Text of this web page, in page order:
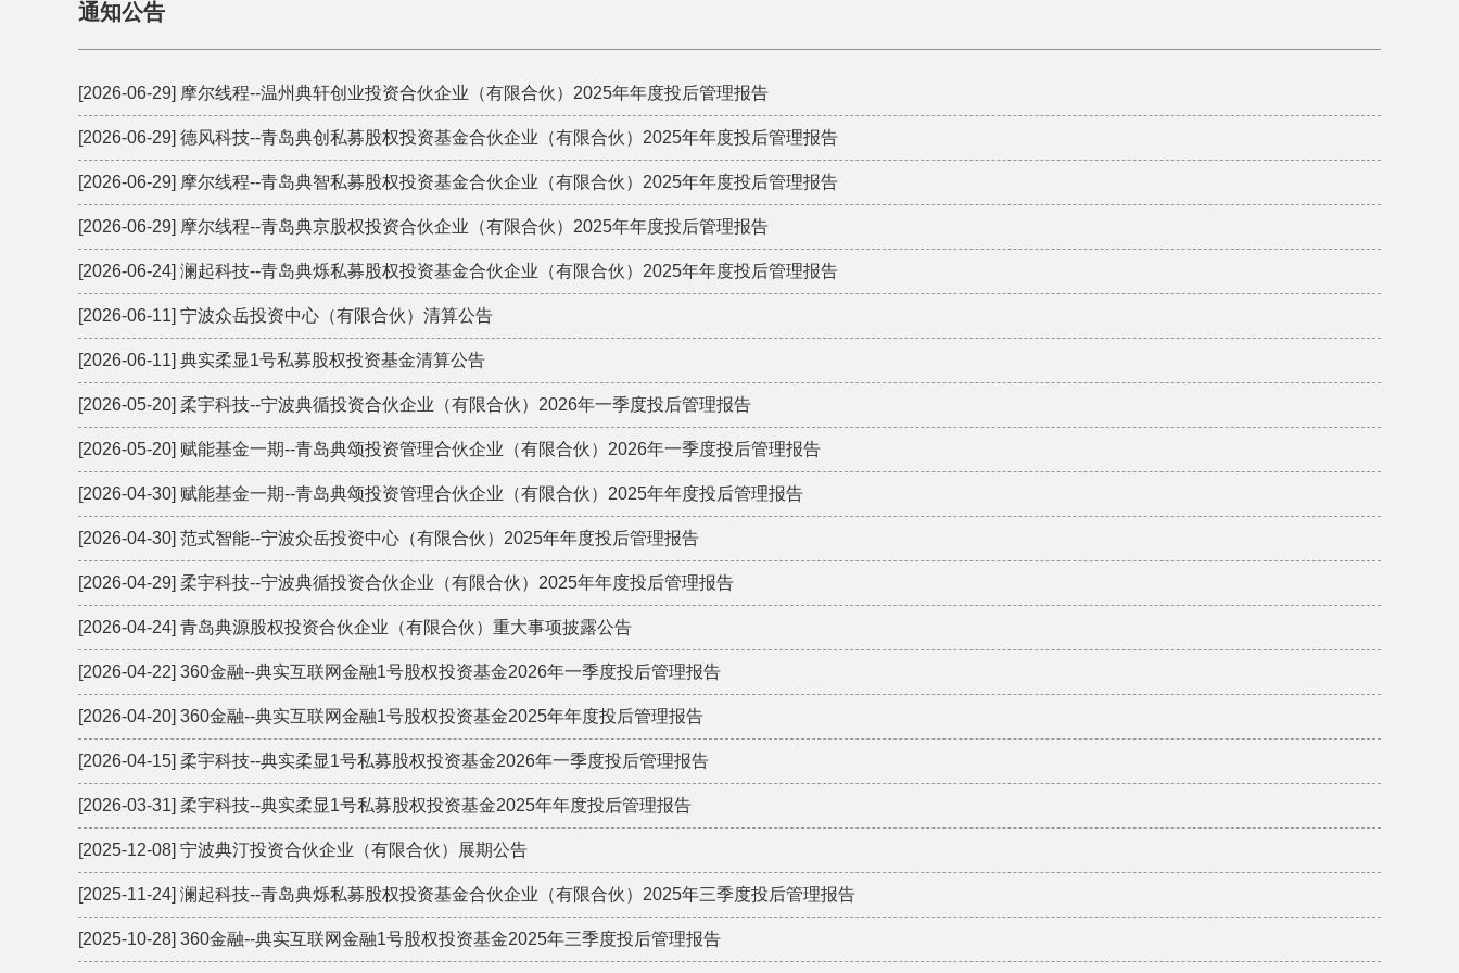
通知公告
[2026-06-29] 摩尔线程--温州典轩创业投资合伙企业（有限合伙）2025年年度投后管理报告
[2026-06-29] 德风科技--青岛典创私募股权投资基金合伙企业（有限合伙）2025年年度投后管理报告
[2026-06-29] 摩尔线程--青岛典智私募股权投资基金合伙企业（有限合伙）2025年年度投后管理报告
[2026-06-29] 摩尔线程--青岛典京股权投资合伙企业（有限合伙）2025年年度投后管理报告
[2026-06-24] 澜起科技--青岛典烁私募股权投资基金合伙企业（有限合伙）2025年年度投后管理报告
[2026-06-11] 宁波众岳投资中心（有限合伙）清算公告
[2026-06-11] 典实柔显1号私募股权投资基金清算公告
[2026-05-20] 柔宇科技--宁波典循投资合伙企业（有限合伙）2026年一季度投后管理报告
[2026-05-20] 赋能基金一期--青岛典颂投资管理合伙企业（有限合伙）2026年一季度投后管理报告
[2026-04-30] 赋能基金一期--青岛典颂投资管理合伙企业（有限合伙）2025年年度投后管理报告
[2026-04-30] 范式智能--宁波众岳投资中心（有限合伙）2025年年度投后管理报告
[2026-04-29] 柔宇科技--宁波典循投资合伙企业（有限合伙）2025年年度投后管理报告
[2026-04-24] 青岛典源股权投资合伙企业（有限合伙）重大事项披露公告
[2026-04-22] 360金融--典实互联网金融1号股权投资基金2026年一季度投后管理报告
[2026-04-20] 360金融--典实互联网金融1号股权投资基金2025年年度投后管理报告
[2026-04-15] 柔宇科技--典实柔显1号私募股权投资基金2026年一季度投后管理报告
[2026-03-31] 柔宇科技--典实柔显1号私募股权投资基金2025年年度投后管理报告
[2025-12-08] 宁波典汀投资合伙企业（有限合伙）展期公告
[2025-11-24] 澜起科技--青岛典烁私募股权投资基金合伙企业（有限合伙）2025年三季度投后管理报告
[2025-10-28] 360金融--典实互联网金融1号股权投资基金2025年三季度投后管理报告